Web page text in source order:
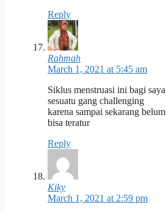
Reply
Rahmah
March 1, 2021 at 5:45 am
Siklus menstruasi ini bagi saya
sesuatu gang challenging
karena sampai sekarang belum
bisa teratur
Reply
Kiky
March 1, 2021 at 2:59 pm